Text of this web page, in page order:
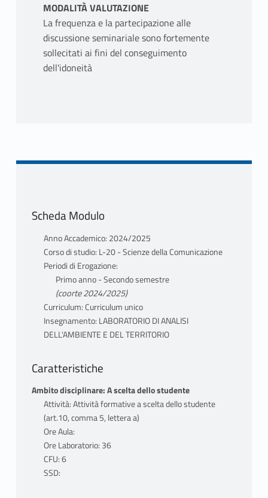
MODALITÀ VALUTAZIONE
La frequenza e la partecipazione alle
discussione seminariale sono fortemente
sollecitati ai fini del conseguimento
dell'idoneità
Scheda Modulo
Anno Accademico: 2024/2025
Corso di studio: L-20 - Scienze della Comunicazione
Periodi di Erogazione:
Primo anno - Secondo semestre
(coorte 2024/2025)
Curriculum: Curriculum unico
Insegnamento: LABORATORIO DI ANALISI
DELL'AMBIENTE E DEL TERRITORIO
Caratteristiche
Ambito disciplinare: A scelta dello studente
Attività: Attività formative a scelta dello studente
(art.10, comma 5, lettera a)
Ore Aula:
Ore Laboratorio: 36
CFU: 6
SSD: